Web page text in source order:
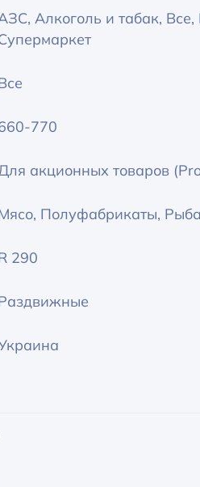
Алкоголь и табак,
770
акционных товаров
Полуфабрикаты, Рыба
290